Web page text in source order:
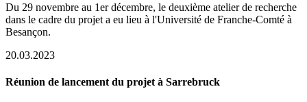
Du 29 novembre au 1er décembre, le deuxième atelier de recherche
dans le cadre du projet a eu lieu à l'Université de Franche-Comté à
Besançon.
20.03.2023
Réunion de lancement du projet à Sarrebruck